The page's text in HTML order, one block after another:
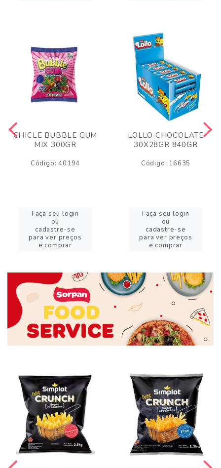
CHICLE BUBBLE GUM
MIX 300GR
Código: 40194
Faça seu login
ou
cadastre-se
para ver preços
e comprar
LOLLO CHOCOLATE
30X28GR 840GR
Código: 16635
Faça seu login
ou
cadastre-se
para ver preços
e comprar